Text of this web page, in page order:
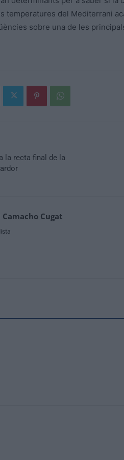
temperatures del Mediterrani
sobre una de les
la recta final de la
Camacho Cugat